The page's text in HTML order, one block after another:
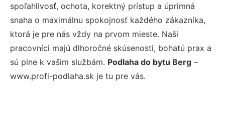
spoľahlivosť, ochota, korektný prístup a úprimná
snaha o maximálnu spokojnosť každého zákazníka,
ktorá je pre nás vždy na prvom mieste. Naši
pracovníci majú dlhoročné skúsenosti, bohatú prax a
sú plne k vašim službám. Podlaha do bytu Berg –
www.profi-podlaha.sk je tu pre vás.